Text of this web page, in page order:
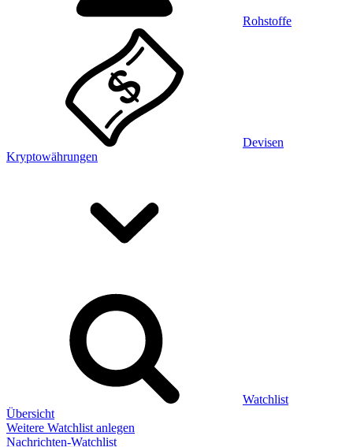
Rohstoffe
Devisen
Kryptowährungen
Watchlist
Übersicht
Weitere Watchlist anlegen
Nachrichten-Watchlist